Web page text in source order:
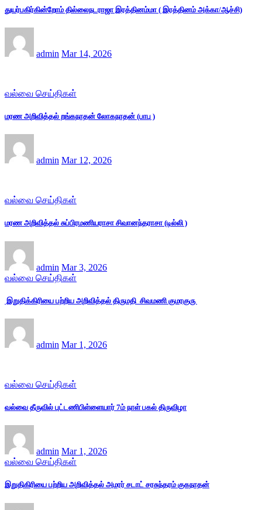
துயர்பகிர்கின்றோம் தில்லைநடராஜா இரத்தினம்மா ( இரத்தினம் அக்கா/ஆச்சி)
admin Mar 14, 2026
வல்வை செய்திகள்
மரண அறிவித்தல் றங்கநாதன் லோகநாதன் (பாபு )
admin Mar 12, 2026
வல்வை செய்திகள்
மரண அறிவித்தல் சுப்பிரமணியராசா சிவானந்தராசா (டில்லி )
admin Mar 3, 2026
வல்வை செய்திகள்
இறுதிக்கிரியை பற்றிய அறிவித்தல் திருமதி சிவமணி குமரகுரு
admin Mar 1, 2026
வல்வை செய்திகள்
வல்வை தீருவில் புட்டணிபிள்ளையார் 7ம் நாள் பகல் திருவிழா
admin Mar 1, 2026
வல்வை செய்திகள்
இறுதிகிரியை பற்றிய அறிவித்தல் அமரர் சடாட் சரசுந்தரம் குகநாதன்